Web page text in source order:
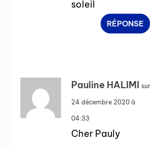
soleil
RÉPONSE
Pauline HALIMI sur
24 décembre 2020 à
04:33
Cher Pauly